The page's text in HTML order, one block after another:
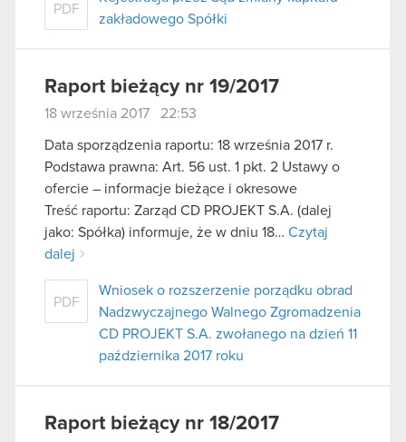
PDF
zakładowego Spółki
Raport bieżący nr 19/2017
18 września 2017 22:53
Data sporządzenia raportu: 18 września 2017 r.
Podstawa prawna: Art. 56 ust. 1 pkt. 2 Ustawy o
ofercie – informacje bieżące i okresowe
Treść raportu: Zarząd CD PROJEKT S.A. (dalej
jako: Spółka) informuje, że w dniu 18… Czytaj
dalej
PDF
Wniosek o rozszerzenie porządku obrad
Nadzwyczajnego Walnego Zgromadzenia
CD PROJEKT S.A. zwołanego na dzień 11
października 2017 roku
Raport bieżący nr 18/2017